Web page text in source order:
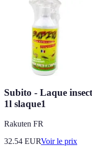
Subito - Laque
1l slaque1
Rakuten FR
32.54 EURVoir le prix